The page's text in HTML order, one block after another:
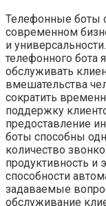
Телефонные боты
современном
и
телефонного бота
обслуживать
вмешательства
сократить
поддержку
предоставление
боты способны
количество
продуктивность и
способности
задаваемые
обслуживание